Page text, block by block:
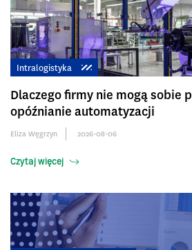
Intralogistyka
Dlaczego firmy nie mogą sobie
opóźnianie automatyzacji
Eliza Węgrzyn 2026-08-06
Czytaj więcej